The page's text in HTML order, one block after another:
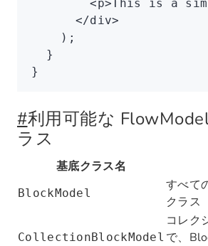
        <
p>This is a
      </
div>
    );
  }
}
#利用可能な
ラス
基底クラス名
BlockModel
すべて
クラス
CollectionBlockModel
コレク
で、